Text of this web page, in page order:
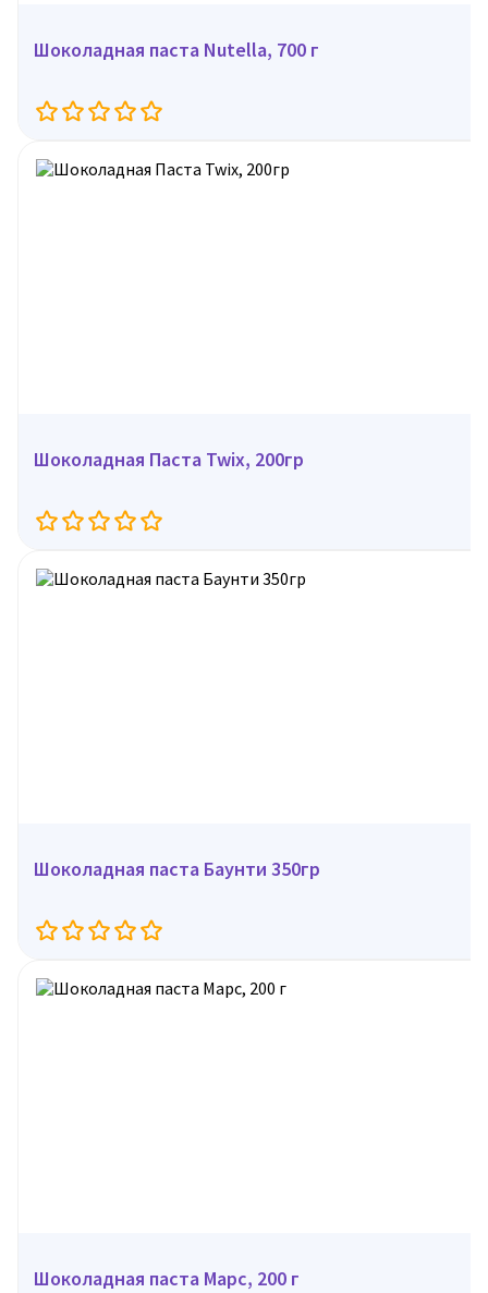
Шоколадная паста Nutella, 700 г
Шоколадная Паста Twix, 200гр
Шоколадная паста Баунти 350гр
Шоколадная паста Марс, 200 г